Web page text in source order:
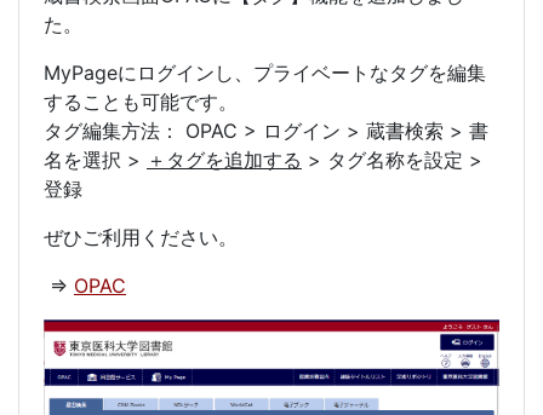
た。
MyPageにログインし、プライベートなタグを編集
することも可能です。
タグ編集方法： OPAC > ログイン > 蔵書検索 > 書
名を選択 > ＋タグを追加する > タグ名称を設定 >
登録
ぜひご利用ください。
⇒ OPAC